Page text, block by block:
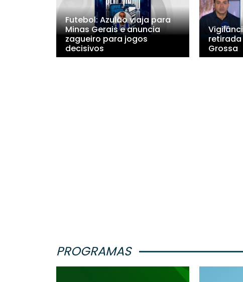
Futebol: Azulão viaja para
Minas Gerais e anuncia
zagueiro para jogos
decisivos
retirada
Grossa
PROGRAMAS